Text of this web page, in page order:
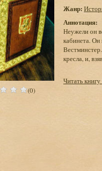
(0)
Жанр:
Аннотация:
Неужели он
кабинета.
кресла, и,
Читать